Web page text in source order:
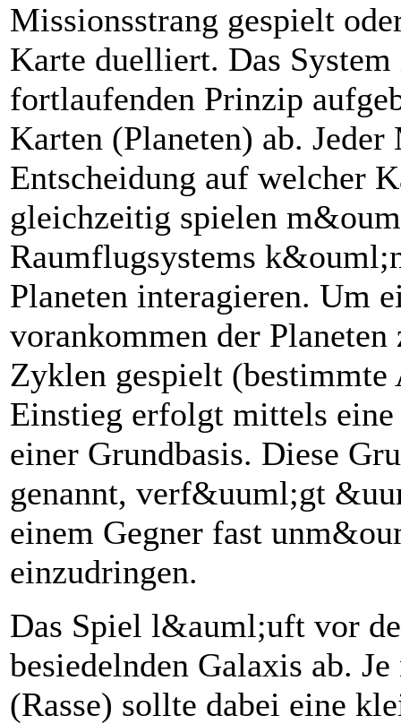
Missionsstrang gespielt
Karte duelliert. Das
fortlaufenden Prinzip
Karten (Planeten) ab.
Entscheidung auf welcher
gleichzeitig spielen
Raumflugsystems
Planeten interagieren. Um
vorankommen der
Zyklen gespielt (bestimmte
Einstieg erfolgt mittels
einer Grundbasis. Diese
genannt, verf&uuml;gt
einem Gegner fast
einzudringen.
Das Spiel l&auml;uft vor
besiedelnden Galaxis ab.
(Rasse) sollte dabei eine